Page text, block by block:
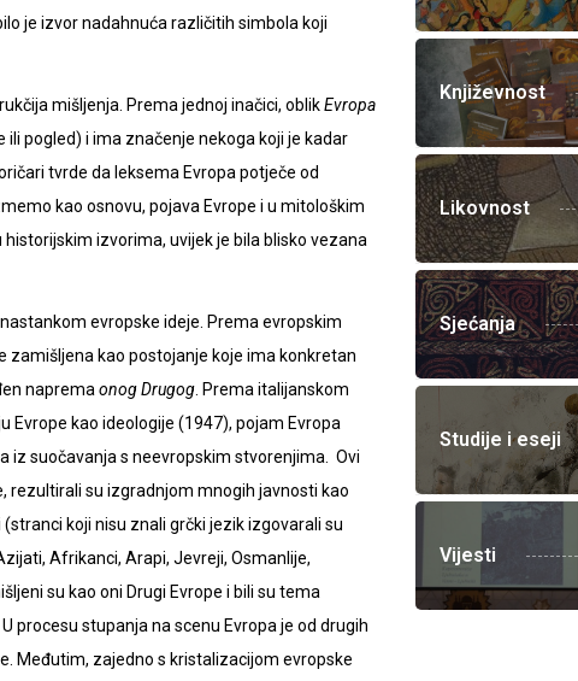
je izvor nadahnuća različitih simbola koji
mišljenja. Prema jednoj inačici, oblikEvropa
ili pogled) i ima značenje nekoga koji je kadar
tvrde da leksema Evropa potječe od
kao osnovu, pojava Evrope i u mitološkim
izvorima, uvijek je bila blisko vezana
evropske ideje. Prema evropskim
zamišljena kao postojanje koje ima konkretan
naprema onog Drugog . Prema italijanskom
Evrope kao ideologije (1947), pojam Evropa
iz suočavanja s neevropskim stvorenjima. Ovi
rezultirali su izgradnjom mnogih javnosti kao
koji nisu znali grčki jezik izgovarali su
Afrikanci, Arapi, Jevreji, Osmanlije,
su kao oni Drugi Evrope i bili su tema
procesu stupanja na scenu Evropa je od drugih
Međutim, zajedno s kristalizacijom evropske
Književnost
Likovnost
Sjećanja
Studije i eseji
Vijesti